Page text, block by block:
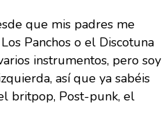
que mis padres me
Panchos o el Discotuna
instrumentos, pero soy
así que ya sabéis
britpop, Post-punk, el